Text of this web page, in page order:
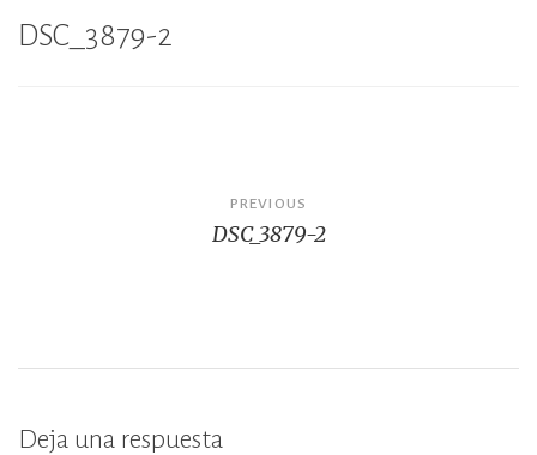
Up Studio
DSC_3879-2
PREVIOUS
DSC_3879-2
Deja una respuesta